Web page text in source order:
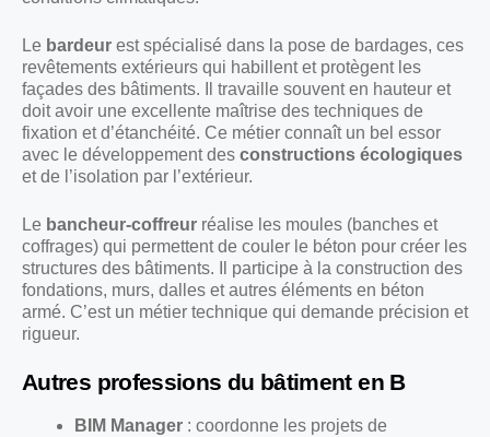
Le bardeur est spécialisé dans la pose de bardages, ces
revêtements extérieurs qui habillent et protègent les
façades des bâtiments. Il travaille souvent en hauteur et
doit avoir une excellente maîtrise des techniques de
fixation et d’étanchéité. Ce métier connaît un bel essor
avec le développement des constructions écologiques
et de l’isolation par l’extérieur.
Le bancheur-coffreur réalise les moules (banches et
coffrages) qui permettent de couler le béton pour créer les
structures des bâtiments. Il participe à la construction des
fondations, murs, dalles et autres éléments en béton
armé. C’est un métier technique qui demande précision et
rigueur.
Autres professions du bâtiment en B
BIM Manager : coordonne les projets de